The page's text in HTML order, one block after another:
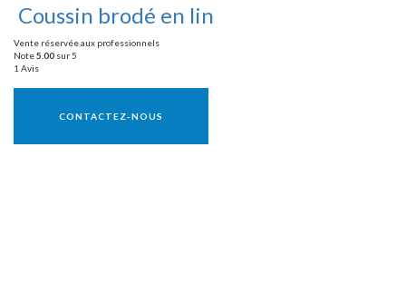
Coussin brodé en lin
Vente réservée aux professionnels
Note5.00 sur 5
1 Avis
CONTACTEZ-NOUS